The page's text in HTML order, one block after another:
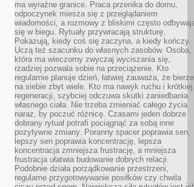
ma wyraźne granice. Praca przenika do domu,
odpoczynek miesza się z przeglądaniem
wiadomości, a rozmowy z bliskimi często
się w biegu. Rytuały przywracają strukturę.
Pokazują, kiedy coś się zaczyna, a kiedy kończy.
Uczą też szacunku do własnych zasobów. Osoba,
która ma wieczorny zwyczaj wyciszania się,
rzadziej pozwala sobie na przeciążenie. Kto
regularnie planuje dzień, łatwiej zauważa, że bierze
na siebie zbyt wiele. Kto ma nawyk ruchu i krótkiej
regeneracji, szybciej odczuwa skutki zaniedbania
własnego ciała. Nie trzeba zmieniać całego życia
naraz, by poczuć różnicę. Czasami jeden dobrze
dobrany rytuał potrafi pociągnąć za sobą inne
pozytywne zmiany. Poranny spacer poprawia sen,
lepszy sen poprawia koncentrację, lepsza
koncentracja zmniejsza frustrację, a mniejsza
frustracja ułatwia budowanie dobrych relacji.
Podobnie działa porządkowanie przestrzeni,
regularne przygotowywanie posiłków czy chwila